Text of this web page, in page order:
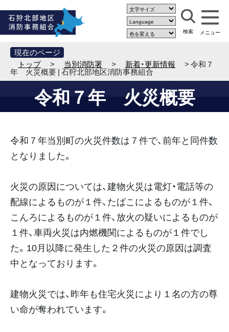
現在のページ
トップ
> 当別消防署 > 新着・更新情報 > 令和７
年 火災概要 | 石狩北部地区消防事務組合
令和７年 火災概要
令和７年当別町の火災件数は７件で、前年と同件数
となりました。
火災の原因については、建物火災は電灯・電話等の
配線によるものが１件、たばこによるものが１件、
こんろによるものが１件、放火の疑いによるものが
１件、車両火災は内燃機関によるものが１件でし
た。10月以降に発生した２件の火災の原因は調査
中となっております。
建物火災では、昨年も住宅火災により１名の方の尊
い命が奪われています。